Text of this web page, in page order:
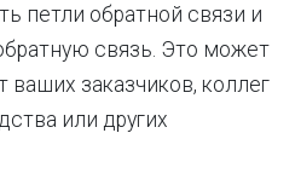
петли обратной связи и
связь. Это может
ваших заказчиков, коллег
или других